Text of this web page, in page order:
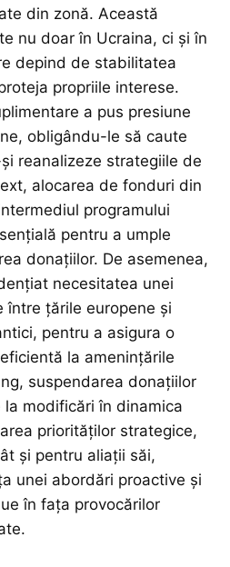
din zonă. Această
nu doar în Ucraina, ci și în
depind de stabilitatea
propriile interese.
a pus presiune
obligându-le să caute
reanalizeze strategiile de
alocarea de fonduri din
programului
pentru a umple
donațiilor. De asemenea,
necesitatea unei
între țările europene și
pentru a asigura o
la amenințările
suspendarea donațiilor
modificări în dinamica
priorităților strategice,
și pentru aliații săi,
unei abordări proactive și
în fața provocărilor